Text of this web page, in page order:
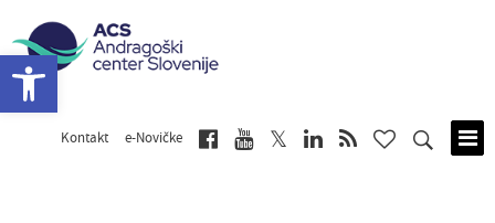
Kontakt e-Novičke
Open toolbar